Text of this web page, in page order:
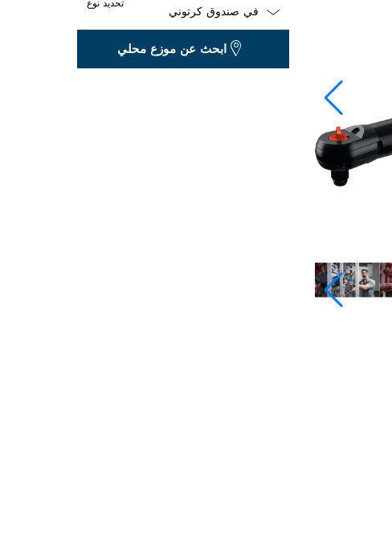
تحديد نوع
Dropdown
ابحث عن موزع محلي